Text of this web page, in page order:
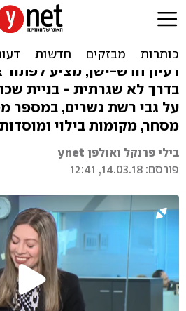
קפיצה לעתיד:
רעיון חדש-ישן, מציע לפתור
בדרך לא שגרתית - בניית
על גבי רשת גשרים, במספר
מסחר, מקומות בילוי
בילי פרנקל ואולפן ynet
פורסם: 14.03.18, 12:41